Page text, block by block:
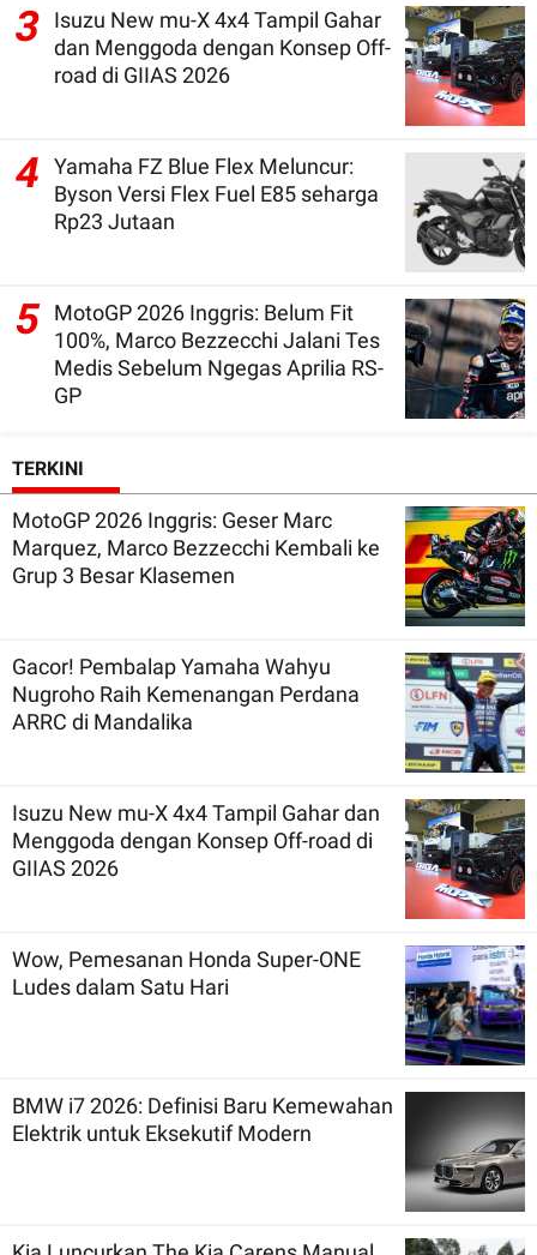
3
Isuzu New mu-X 4x4 Tampil Gahar
dan Menggoda dengan Konsep Off-
road di GIIAS 2026
4
Yamaha FZ Blue Flex Meluncur:
Byson Versi Flex Fuel E85 seharga
Rp23 Jutaan
5 MotoGP 2026 Inggris: Belum Fit
100%, Marco Bezzecchi Jalani Tes
Medis Sebelum Ngegas Aprilia RS-
GP
TERKINI
MotoGP 2026 Inggris: Geser Marc
Marquez, Marco Bezzecchi Kembali ke
Grup 3 Besar Klasemen
Gacor! Pembalap Yamaha Wahyu
Nugroho Raih Kemenangan Perdana
ARRC di Mandalika
Isuzu New mu-X 4x4 Tampil Gahar dan
Menggoda dengan Konsep Off-road di
GIIAS 2026
Wow, Pemesanan Honda Super-ONE
Ludes dalam Satu Hari
BMW i7 2026: Definisi Baru Kemewahan
Elektrik untuk Eksekutif Modern